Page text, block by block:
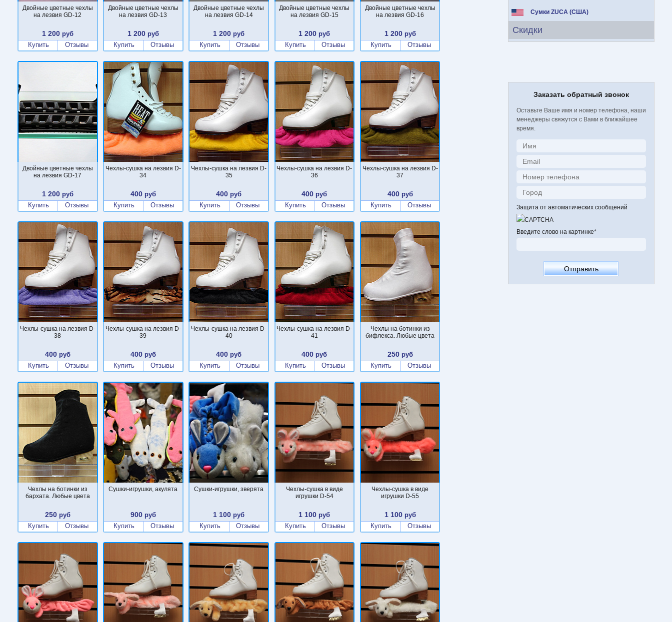
Сумки ZUCA (США)
Скидки
Заказать обратный звонок
Оставьте Ваше имя и номер телефона, наши
менеджеры свяжутся с Вами в ближайшее
время.
Защита от автоматических сообщений
Введите слово на картинке*
Двойные цветные чехлы
на лезвия GD-12
1 200руб
Купить
Отзывы
Двойные цветные чехлы
на лезвия GD-13
1 200руб
Купить
Отзывы
Двойные цветные чехлы
на лезвия GD-14
1 200 руб
Купить
Отзывы
Двойные цветные чехлы
на лезвия GD-15
1 200 руб
Купить
Отзывы
Двойные цветные чехлы
на лезвия GD-16
1 200руб
Купить
Отзывы
Двойные цветные чехлы
на лезвия GD-17
1 200руб
Купить
Отзывы
Чехлы-сушка на лезвия D-
34
400руб
Купить
Отзывы
Чехлы-сушка на лезвия D-
35
400 руб
Купить
Отзывы
Чехлы-сушка на лезвия D-
36
400 руб
Купить
Отзывы
Чехлы-сушка на лезвия D-
37
400руб
Купить
Отзывы
Чехлы-сушка на лезвия D-
38
400руб
Купить
Отзывы
Чехлы-сушка на лезвия D-
39
400руб
Купить
Отзывы
Чехлы-сушка на лезвия D-
40
400 руб
Купить
Отзывы
Чехлы-сушка на лезвия D-
41
400 руб
Купить
Отзывы
Чехлы на ботинки из
бифлекса. Любые цвета
250руб
Купить
Отзывы
Чехлы на ботинки из
бархата. Любые цвета
250руб
Купить
Отзывы
Cушки-игрушки, акулята
900руб
Купить
Отзывы
Cушки-игрушки, зверята
1 100 руб
Купить
Отзывы
Чехлы-сушка в виде
игрушки D-54
1 100 руб
Купить
Отзывы
Чехлы-сушка в виде
игрушки D-55
1 100руб
Купить
Отзывы